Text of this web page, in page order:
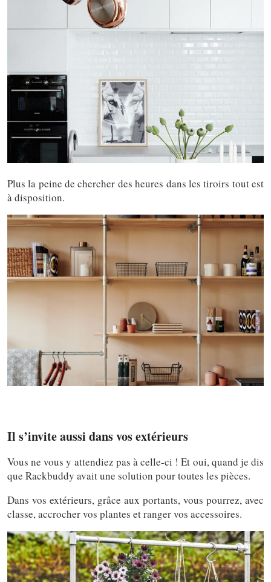
Plus la peine de chercher des heures dans les tiroirs tout est
à disposition.
Il s’invite aussi dans vos extérieurs
Vous ne vous y attendiez pas à celle-ci ! Et oui, quand je dis
que Rackbuddy avait une solution pour toutes les pièces.
Dans vos extérieurs, grâce aux portants, vous pourrez, avec
classe, accrocher vos plantes et ranger vos accessoires.